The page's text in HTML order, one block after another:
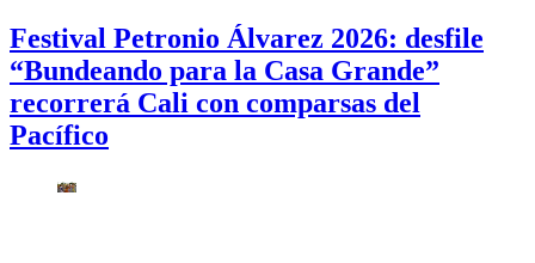
Festival Petronio Álvarez 2026: desfile
“Bundeando para la Casa Grande”
recorrerá Cali con comparsas del
Pacífico